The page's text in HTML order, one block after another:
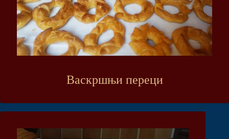
Васкршњи переци